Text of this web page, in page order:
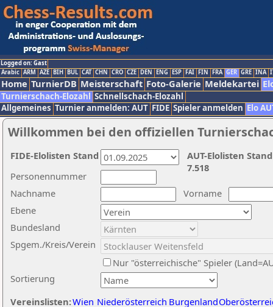
Logged on: Gast
Arabic ARM AZE BIH BUL CAT CHN CRO CZE DEN ENG ESP FAI FIN FRA GER GRE INA
Home TurnierDB Meisterschaft Foto-Galerie Meldekartei
Turnierschach-Elozahl Schnellschach-Elozahl
Allgemeines Turnier anmelden: AUT FIDE Spieler anmelden Elo
Willkommen bei den offiziellen
Nachname
Vorname
Ebene
Sortierung
Personennummer
Bundesland
Spgem./Kreis/Verein
Nur "österreichische" Spieler
Vereinslisten:Wien Niederösterreich Burgenland
AUT-Elolisten
7.518
FIDE-Elolisten Stand